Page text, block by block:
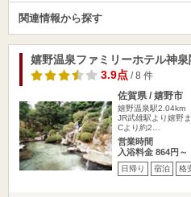
関連情報から探す
嬉野温泉ファミリーホテル神泉
3.9点/ 8 件
佐賀県 / 嬉野市
嬉野温泉駅2.04km
JR武雄駅より嬉野
Cより約2…
営業時間
入浴料金 864円～
日帰り 宿泊 格